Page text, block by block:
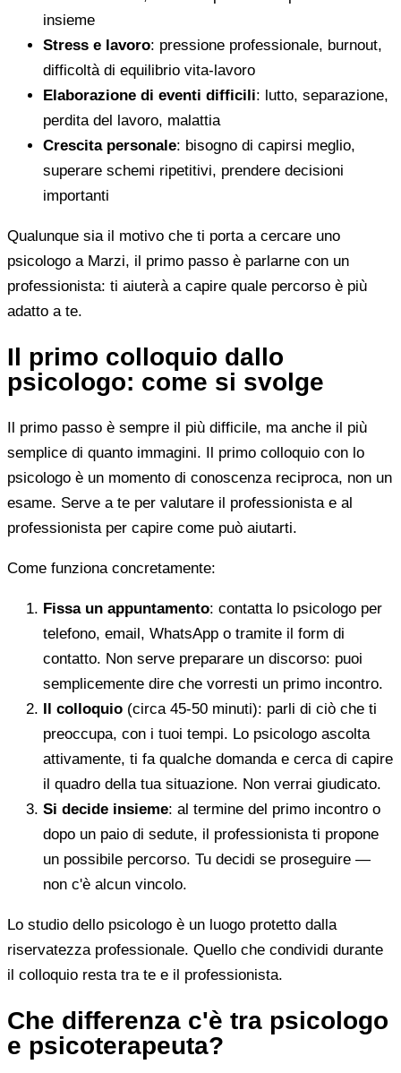
insieme
Stress e lavoro: pressione professionale, burnout,
difficoltà di equilibrio vita-lavoro
Elaborazione di eventi difficili: lutto, separazione,
perdita del lavoro, malattia
Crescita personale: bisogno di capirsi meglio,
superare schemi ripetitivi, prendere decisioni
importanti
Qualunque sia il motivo che ti porta a cercare uno
psicologo a Marzi, il primo passo è parlarne con un
professionista: ti aiuterà a capire quale percorso è più
adatto a te.
Il primo colloquio dallo
psicologo: come si svolge
Il primo passo è sempre il più difficile, ma anche il più
semplice di quanto immagini. Il primo colloquio con lo
psicologo è un momento di conoscenza reciproca, non un
esame. Serve a te per valutare il professionista e al
professionista per capire come può aiutarti.
Come funziona concretamente:
Fissa un appuntamento: contatta lo psicologo per
telefono, email, WhatsApp o tramite il form di
contatto. Non serve preparare un discorso: puoi
semplicemente dire che vorresti un primo incontro.
Il colloquio (circa 45-50 minuti): parli di ciò che ti
preoccupa, con i tuoi tempi. Lo psicologo ascolta
attivamente, ti fa qualche domanda e cerca di capire
il quadro della tua situazione. Non verrai giudicato.
Si decide insieme: al termine del primo incontro o
dopo un paio di sedute, il professionista ti propone
un possibile percorso. Tu decidi se proseguire —
non c'è alcun vincolo.
Lo studio dello psicologo è un luogo protetto dalla
riservatezza professionale. Quello che condividi durante
il colloquio resta tra te e il professionista.
Che differenza c'è tra psicologo
e psicoterapeuta?